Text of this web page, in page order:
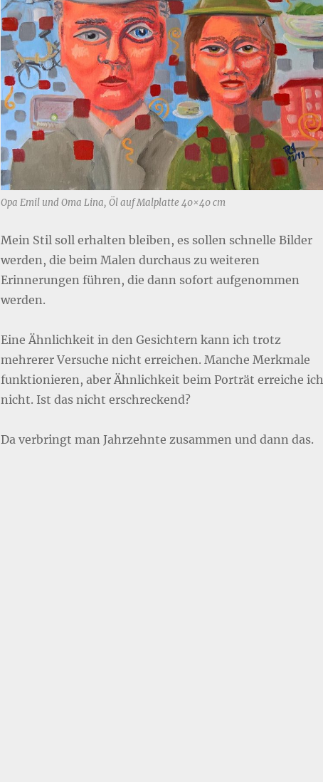
Opa Emil und Oma Lina, Öl auf Malplatte 40×40 cm
Mein Stil soll erhalten bleiben, es sollen schnelle Bilder
werden, die beim Malen durchaus zu weiteren
Erinnerungen führen, die dann sofort aufgenommen
werden.
Eine Ähnlichkeit in den Gesichtern kann ich trotz
mehrerer Versuche nicht erreichen. Manche Merkmale
funktionieren, aber Ähnlichkeit beim Porträt erreiche ich
nicht. Ist das nicht erschreckend?
Da verbringt man Jahrzehnte zusammen und dann das.